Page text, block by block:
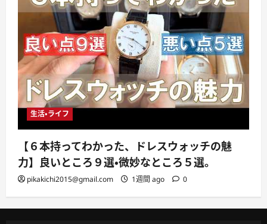
生活・ライフ
【６本持ってわかった、ドレスウォッチの魅
力】良いところ９選・微妙なところ５選。
pikakichi2015@gmail.com 1週間 ago 0